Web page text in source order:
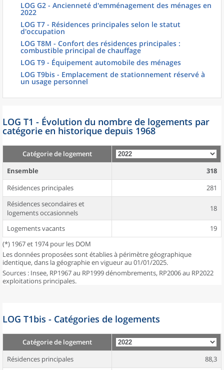
LOG G2 - Ancienneté d'emménagement des ménages en
2022
LOG T7 - Résidences principales selon le statut
d'occupation
LOG T8M - Confort des résidences principales :
combustible principal de chauffage
LOG T9 - Équipement automobile des ménages
LOG T9bis - Emplacement de stationnement réservé à
un usage personnel
LOG T1 - Évolution du nombre de logements par
catégorie en historique depuis 1968
Catégorie de logement
Ensemble
318
Résidences principales
281
Résidences secondaires et
logements occasionnels
18
Logements vacants
19
(*) 1967 et 1974 pour les DOM
Les données proposées sont établies à périmètre géographique
identique, dans la géographie en vigueur au 01/01/2025.
Sources : Insee, RP1967 au RP1999 dénombrements, RP2006 au RP2022
exploitations principales.
LOG T1bis - Catégories de logements
Catégorie de logement
Résidences principales
88,3